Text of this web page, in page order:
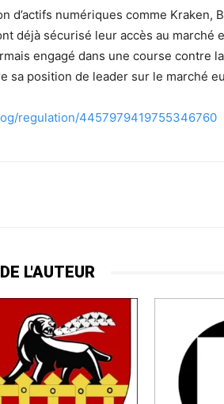
d’actifs numériques comme Kraken,
déjà sécurisé leur accès au marché
engagé dans une course contre
sa position de leader sur le marché
regulation/4457979419755346760
L'AUTEUR